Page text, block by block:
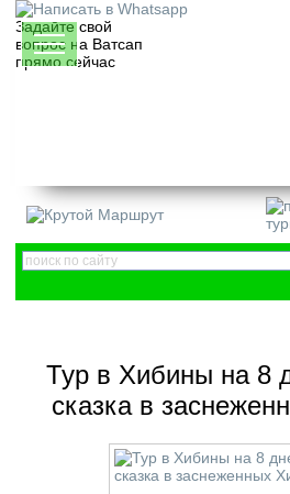
Задайте свой
вопрос на Ватсап
прямо сейчас
Тур в Хибины на 8
сказка в